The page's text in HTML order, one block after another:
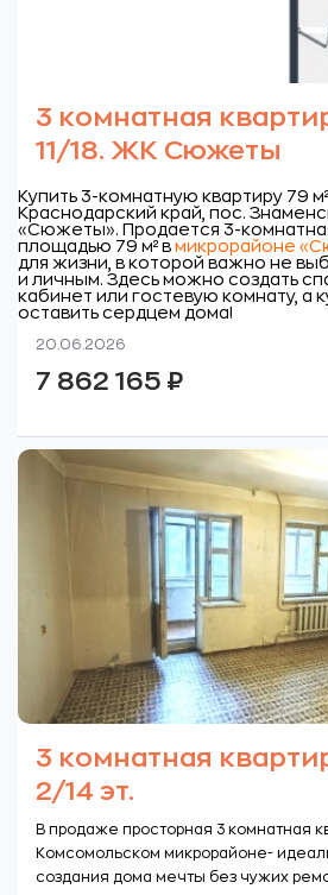
3 комнатная
11/18. ЖК Сюжеты
Купить 3-комнатную квартиру 79
Краснодарский край, пос.
«Сюжеты». Продается 3-
площадью 79 м² в микрорайоне
для жизни, в которой важно не
и личным. Здесь можно создать
кабинет или гостевую комнату, а
оставить сердцем дома!
20.06.2026
7 862 165 ₽
3 комнатная
2/14 эт.
В продаже просторная 3 комнатная
Комсомольском микрорайоне-
создания дома мечты без чужих